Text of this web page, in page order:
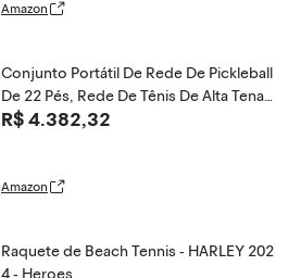
Amazon
Conjunto Portátil De Rede De Pickleball
De 22 Pés, Rede De Tênis De Alta Tenac
idade Com Suporte, Para Campo Espor
R$ 4.382,32
Amazon
Raquete de Beach Tennis - HARLEY 202
4 - Heroes